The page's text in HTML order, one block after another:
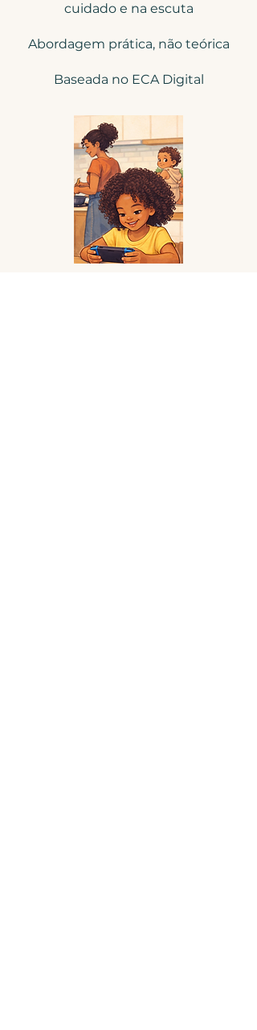
cuidado e na escuta
A​bordagem prática, não teórica
Baseada no ECA Digital